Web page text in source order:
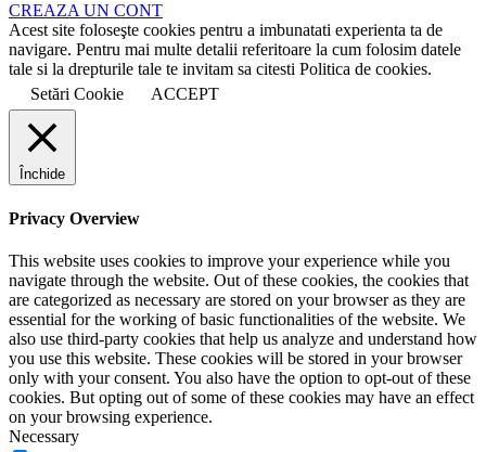
CREAZA UN CONT
Acest site foloseşte cookies pentru a imbunatati experienta ta de
navigare. Pentru mai multe detalii referitoare la cum folosim datele
tale si la drepturile tale te invitam sa citesti Politica de cookies.
Setări Cookie
ACCEPT
Închide
Privacy Overview
This website uses cookies to improve your experience while you
navigate through the website. Out of these cookies, the cookies that
are categorized as necessary are stored on your browser as they are
essential for the working of basic functionalities of the website. We
also use third-party cookies that help us analyze and understand how
you use this website. These cookies will be stored in your browser
only with your consent. You also have the option to opt-out of these
cookies. But opting out of some of these cookies may have an effect
on your browsing experience.
Necessary